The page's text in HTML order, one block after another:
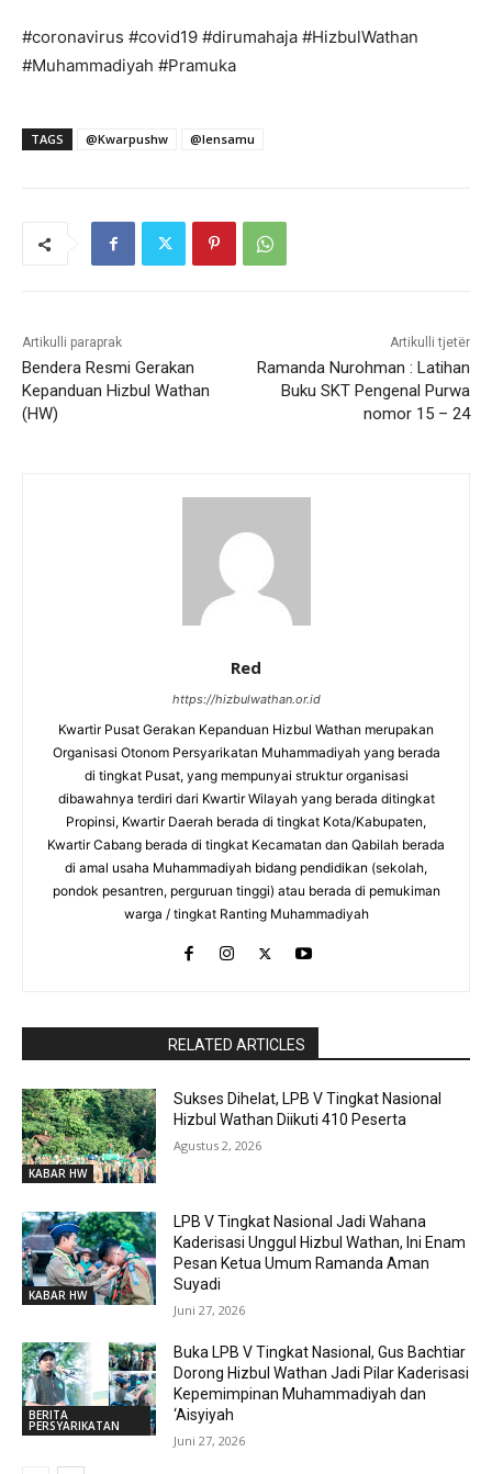
#coronavirus #covid19 #dirumahaja #HizbulWathan
#Muhammadiyah #Pramuka
TAGS @Kwarpushw @lensamu
Artikulli paraprak
Bendera Resmi Gerakan
Kepanduan Hizbul Wathan
(HW)
Artikulli tjetër
Ramanda Nurohman : Latihan
Buku SKT Pengenal Purwa
nomor 15 – 24
Red
https://hizbulwathan.or.id
Kwartir Pusat Gerakan Kepanduan Hizbul Wathan merupakan
Organisasi Otonom Persyarikatan Muhammadiyah yang berada
di tingkat Pusat, yang mempunyai struktur organisasi
dibawahnya terdiri dari Kwartir Wilayah yang berada ditingkat
Propinsi, Kwartir Daerah berada di tingkat Kota/Kabupaten,
Kwartir Cabang berada di tingkat Kecamatan dan Qabilah berada
di amal usaha Muhammadiyah bidang pendidikan (sekolah,
pondok pesantren, perguruan tinggi) atau berada di pemukiman
warga / tingkat Ranting Muhammadiyah
RELATED ARTICLES
KABAR HW
Sukses Dihelat, LPB V Tingkat Nasional
Hizbul Wathan Diikuti 410 Peserta
Agustus 2, 2026
KABAR HW
LPB V Tingkat Nasional Jadi Wahana
Kaderisasi Unggul Hizbul Wathan, Ini Enam
Pesan Ketua Umum Ramanda Aman
Suyadi
Juni 27, 2026
BERITA
PERSYARIKATAN
Buka LPB V Tingkat Nasional, Gus Bachtiar
Dorong Hizbul Wathan Jadi Pilar Kaderisasi
Kepemimpinan Muhammadiyah dan
‘Aisyiyah
Juni 27, 2026